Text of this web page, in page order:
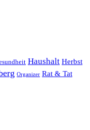
Haushalt Herbst
Organizer Rat & Tat